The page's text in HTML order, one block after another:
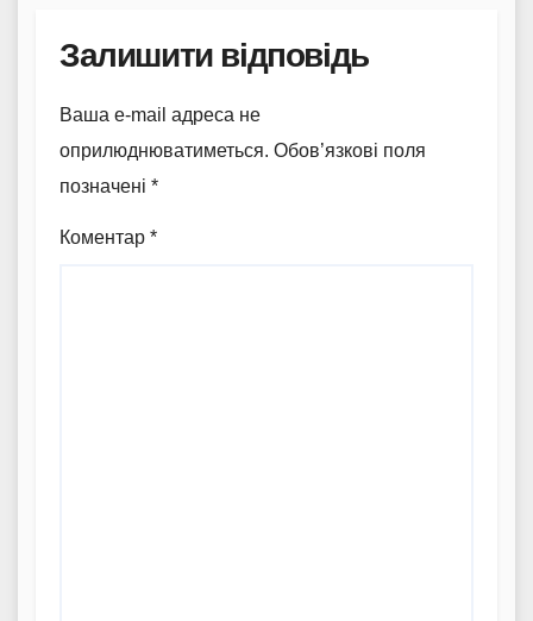
Залишити відповідь
Ваша e-mail адреса не
оприлюднюватиметься. Обов’язкові поля
позначені *
Коментар *